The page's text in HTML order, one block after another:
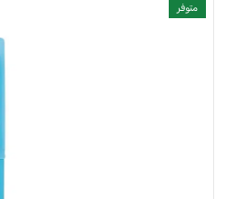
متوفر